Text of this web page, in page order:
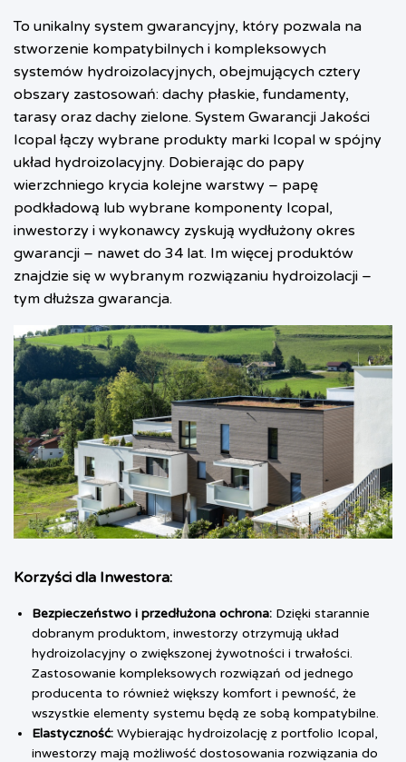
To unikalny system gwarancyjny, który pozwala na
stworzenie kompatybilnych i kompleksowych
systemów hydroizolacyjnych, obejmujących cztery
obszary zastosowań: dachy płaskie, fundamenty,
tarasy oraz dachy zielone. System Gwarancji Jakości
Icopal łączy wybrane produkty marki Icopal w spójny
układ hydroizolacyjny. Dobierając do papy
wierzchniego krycia kolejne warstwy – papę
podkładową lub wybrane komponenty Icopal,
inwestorzy i wykonawcy zyskują wydłużony okres
gwarancji – nawet do 34 lat. Im więcej produktów
znajdzie się w wybranym rozwiązaniu hydroizolacji –
tym dłuższa gwarancja.
Korzyści dla Inwestora:
Bezpieczeństwo i przedłużona ochrona: Dzięki starannie
dobranym produktom, inwestorzy otrzymują układ
hydroizolacyjny o zwiększonej żywotności i trwałości.
Zastosowanie kompleksowych rozwiązań od jednego
producenta to również większy komfort i pewność, że
wszystkie elementy systemu będą ze sobą kompatybilne.
Elastyczność: Wybierając hydroizolację z portfolio Icopal,
inwestorzy mają możliwość dostosowania rozwiązania do